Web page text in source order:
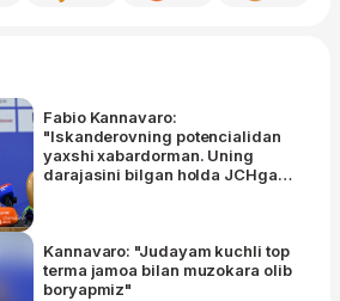
Fabio Kannavaro:
"Iskanderovning potencialidan
yaxshi xabardorman. Uning
darajasini bilgan holda JCHga
Kannavaro: "Judayam kuchli top
terma jamoa bilan muzokara olib
boryapmiz"